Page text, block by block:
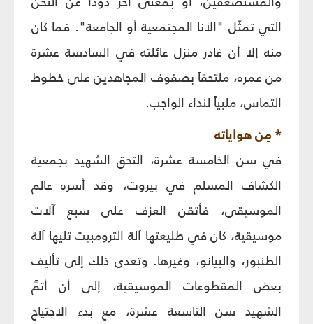
التي تمثّل "الأنا المجتمعية أو الجامعة". فما كان
منه إلا أن غادر منزل عائلته في السادسة عشرة
من عمره، ملتحقاً بصفوف المجاهدين على خطوط
التماس، ملبياً لنداء الواجب.
* مِن هواياته
في سن الخامسة عشرة، التحق الشهيد بجمعية
الكشاف المسلم في بيروت، وقد أسره عالم
الموسيقى، فأتقن العزف على سبع آلات
موسيقية، كان في طليعتها آلة الترومبيت تليها آلة
الطنبور، والبيانو، وغيرها. وتعدى ذلك إلى تأليف
بعض المقطوعات الموسيقية، إلى أن أتمَّ
الشهيد سن التاسعة عشرة، مع بدء الاجتياح